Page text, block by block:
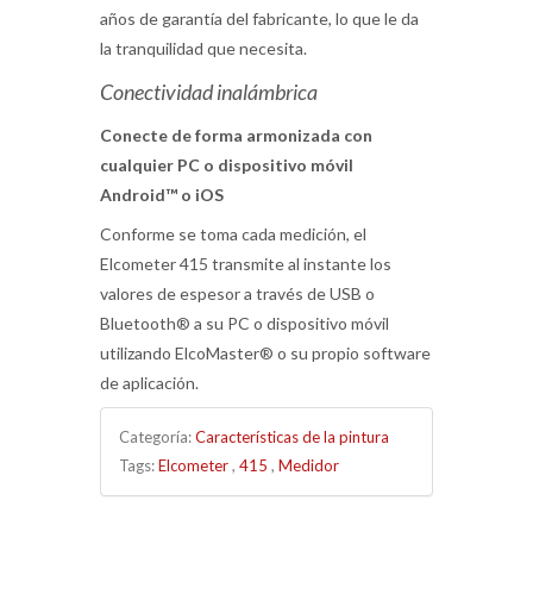
años de garantía del fabricante, lo que le da
la tranquilidad que necesita.
Conectividad inalámbrica
Conecte de forma armonizada con
cualquier PC o dispositivo móvil
Android™ o iOS
Conforme se toma cada medición, el
Elcometer 415 transmite al instante los
valores de espesor a través de USB o
Bluetooth® a su PC o dispositivo móvil
utilizando ElcoMaster® o su propio software
de aplicación.
Categoría:Características de la pintura
Tags:Elcometer, 415 , Medidor